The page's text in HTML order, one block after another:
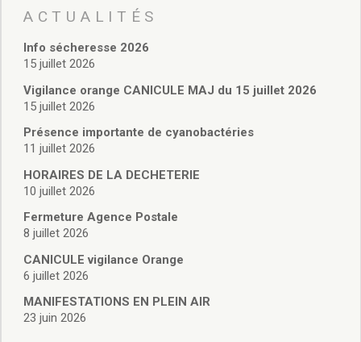
Services Techniques
Affaires Scolaires
Vie associative
Police Municipale/règlementation
Cimetière/réglementation funéraire
Services en ligne
Licences boissons
Cadastre
Actes d’état civil
Budget de Fonctionnement
Budget d’Investissement
Conseils municipaux
Règlement du conseil municipal
ACTUALITÉS
Info sécheresse 2026
15 juillet 2026
Vigilance orange CANICULE MAJ du 15 juillet 2026
15 juillet 2026
Présence importante de cyanobactéries
11 juillet 2026
HORAIRES DE LA DECHETERIE
10 juillet 2026
Fermeture Agence Postale
8 juillet 2026
CANICULE vigilance Orange
6 juillet 2026
MANIFESTATIONS EN PLEIN AIR
23 juin 2026